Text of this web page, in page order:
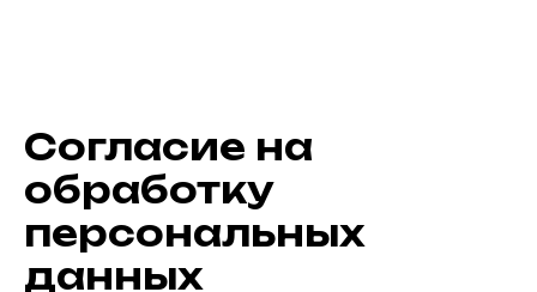
Согласие на
обработку
персональных
данных